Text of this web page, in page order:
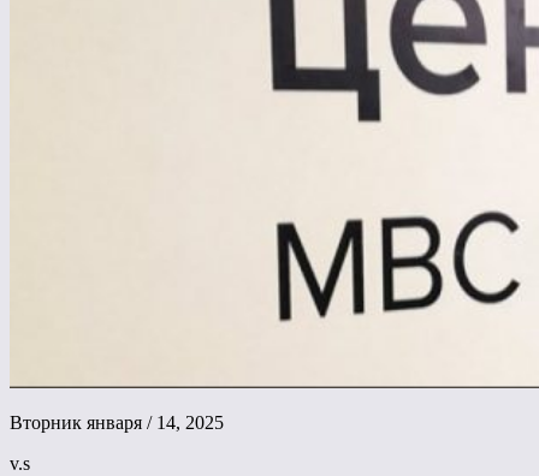
Вторник января / 14, 2025
v.s